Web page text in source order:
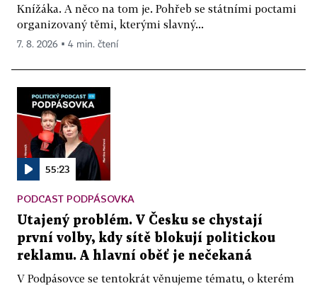
Knížáka. A něco na tom je. Pohřeb se státními poctami
organizovaný těmi, kterými slavný...
7. 8. 2026 ▪ 4 min. čtení
55:23
PODCAST PODPÁSOVKA
Utajený problém. V Česku se chystají
první volby, kdy sítě blokují politickou
reklamu. A hlavní oběť je nečekaná
V Podpásovce se tentokrát věnujeme tématu, o kterém